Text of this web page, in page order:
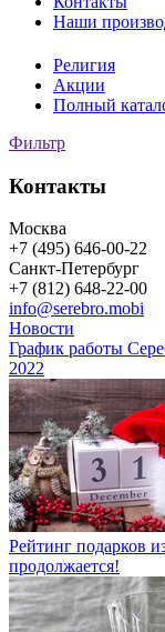
Наши
Религия
Акции
Полный
Фильтр
Контакты
Москва
+7 (495) 646-00-22
Санкт-Петербург
+7 (812) 648-22-00
info@serebro.mobi
Новости
График работы
2022
Рейтинг подарков
продолжается!